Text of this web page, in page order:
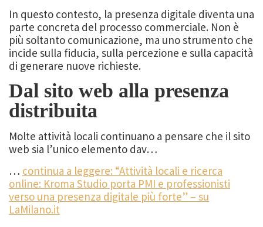
In questo contesto, la presenza digitale diventa una
parte concreta del processo commerciale. Non è
più soltanto comunicazione, ma uno strumento che
incide sulla fiducia, sulla percezione e sulla capacità
di generare nuove richieste.
Dal sito web alla presenza
distribuita
Molte attività locali continuano a pensare che il sito
web sia l’unico elemento dav…
… continua a leggere: “Attività locali e ricerca
online: Kroma Studio porta PMI e professionisti
verso una presenza digitale più forte” – su
LaMilano.it